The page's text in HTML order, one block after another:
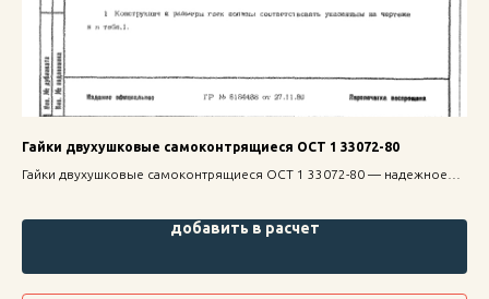
Гайки двухушковые самоконтрящиеся ОСТ 1 33072-80
Гайки двухушковые самоконтрящиеся ОСТ 1 33072-80 — надежное
добавить в расчет